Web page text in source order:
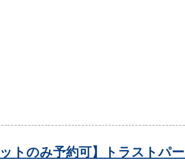
トのみ予約可】トラストパ